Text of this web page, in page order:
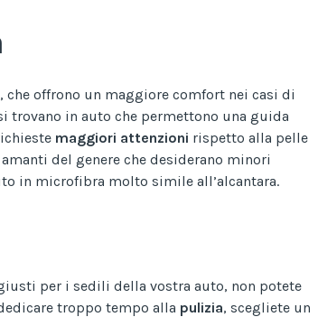
, che offrono un maggiore comfort nei casi di
in auto che permettono una guida
maggiori attenzioni rispetto alla pelle
del genere che desiderano minori
in microfibra molto simile all’alcantara.
per i sedili della vostra auto, non potete
troppo tempo alla pulizia, scegliete un